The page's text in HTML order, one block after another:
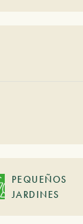
PEQUEÑOS
JARDINES